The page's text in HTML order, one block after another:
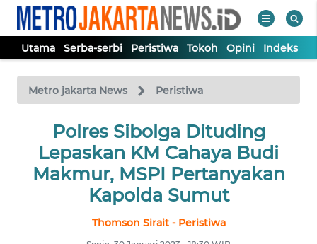
Utama Serba-serbi Peristiwa Tokoh Opini Indeks
Metro jakarta News Peristiwa
Polres Sibolga Dituding
Lepaskan KM Cahaya Budi
Makmur, MSPI Pertanyakan
Kapolda Sumut
Thomson Sirait - Peristiwa
TV
Tutup
UTAMA
SERBA-
SERBI